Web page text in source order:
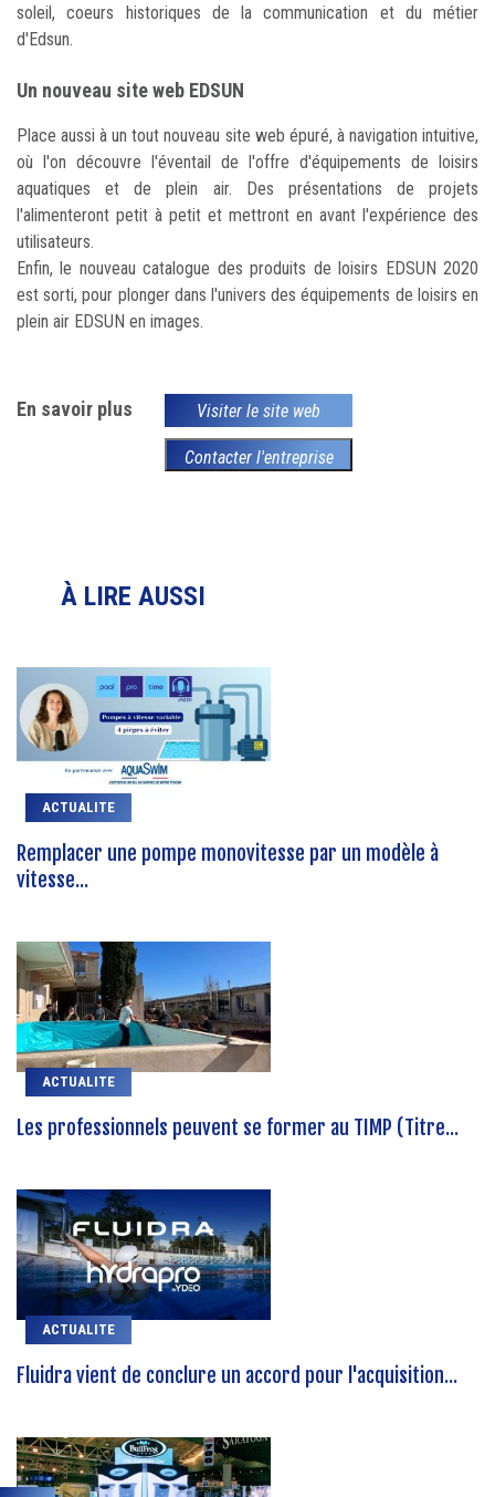
soleil, coeurs historiques de la communication et du métier
d'Edsun.
Un nouveau site web EDSUN
Place aussi à un tout nouveau site web épuré, à navigation intuitive,
où l'on découvre l'éventail de l'offre d'équipements de loisirs
aquatiques et de plein air. Des présentations de projets
l'alimenteront petit à petit et mettront en avant l'expérience des
utilisateurs.
Enfin, le nouveau catalogue des produits de loisirs EDSUN 2020
est sorti, pour plonger dans l'univers des équipements de loisirs en
plein air EDSUN en images.
En savoir plus Visiter le site web
Contacter l'entreprise
À LIRE AUSSI
ACTUALITE
Remplacer une pompe monovitesse par un modèle à
vitesse...
ACTUALITE
Les professionnels peuvent se former au TIMP (Titre...
ACTUALITE
Fluidra vient de conclure un accord pour l'acquisition...